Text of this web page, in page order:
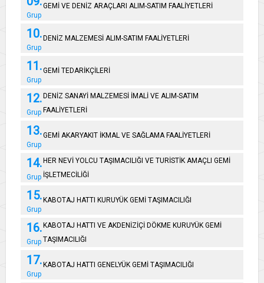
Grup
GEMİ VE DENİZ ARAÇLARI ALIM-SATIM FAALİYETLERİ
10.
Grup
DENİZ MALZEMESİ ALIM-SATIM FAALİYETLERİ
11.
Grup
GEMİ TEDARİKÇİLERİ
12.
Grup
DENİZ SANAYİ MALZEMESİ İMALİ VE ALIM-SATIM
FAALİYETLERİ
13.
Grup
GEMİ AKARYAKIT İKMAL VE SAĞLAMA FAALİYETLERİ
14.
Grup
HER NEVİ YOLCU TAŞIMACILIĞI VE TURİSTİK AMAÇLI GEMİ
İŞLETMECİLİĞİ
15.
Grup
KABOTAJ HATTI KURUYÜK GEMİ TAŞIMACILIĞI
16.
Grup
KABOTAJ HATTI VE AKDENİZİÇİ DÖKME KURUYÜK GEMİ
TAŞIMACILIĞI
17.
Grup
KABOTAJ HATTI GENELYÜK GEMİ TAŞIMACILIĞI